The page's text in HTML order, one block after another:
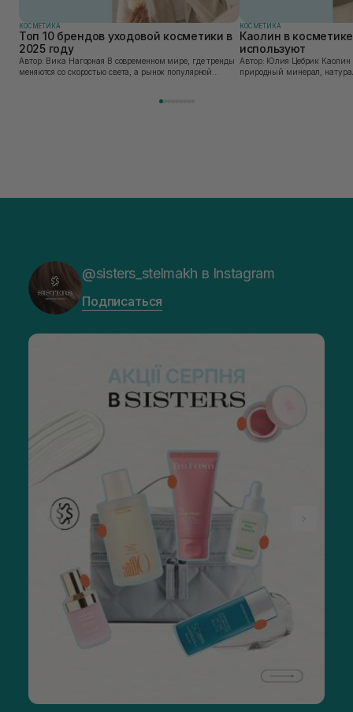
КОСМЕТИКА
Топ 10 брендов уходовой косметики в
2025 году
Автор: Вика Нагорная В современном мире, где тренды
меняются со скоростью света, а рынок популярной
КОСМЕТИКА
Каолин в
используют
Автор: Юлия Цебрик Каолин в косметологии – это
природный минерал,
@sisters_stelmakh в Instagram
Подписаться